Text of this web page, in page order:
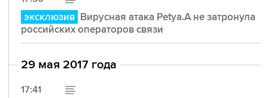
эксклюзив Вирусная атака Petya.A не затронула
российских операторов связи
29 мая 2017 года
17:41